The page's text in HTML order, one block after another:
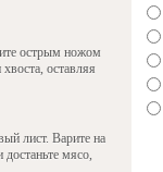
острым ножом
оставляя
лист. Варите на
мясо,